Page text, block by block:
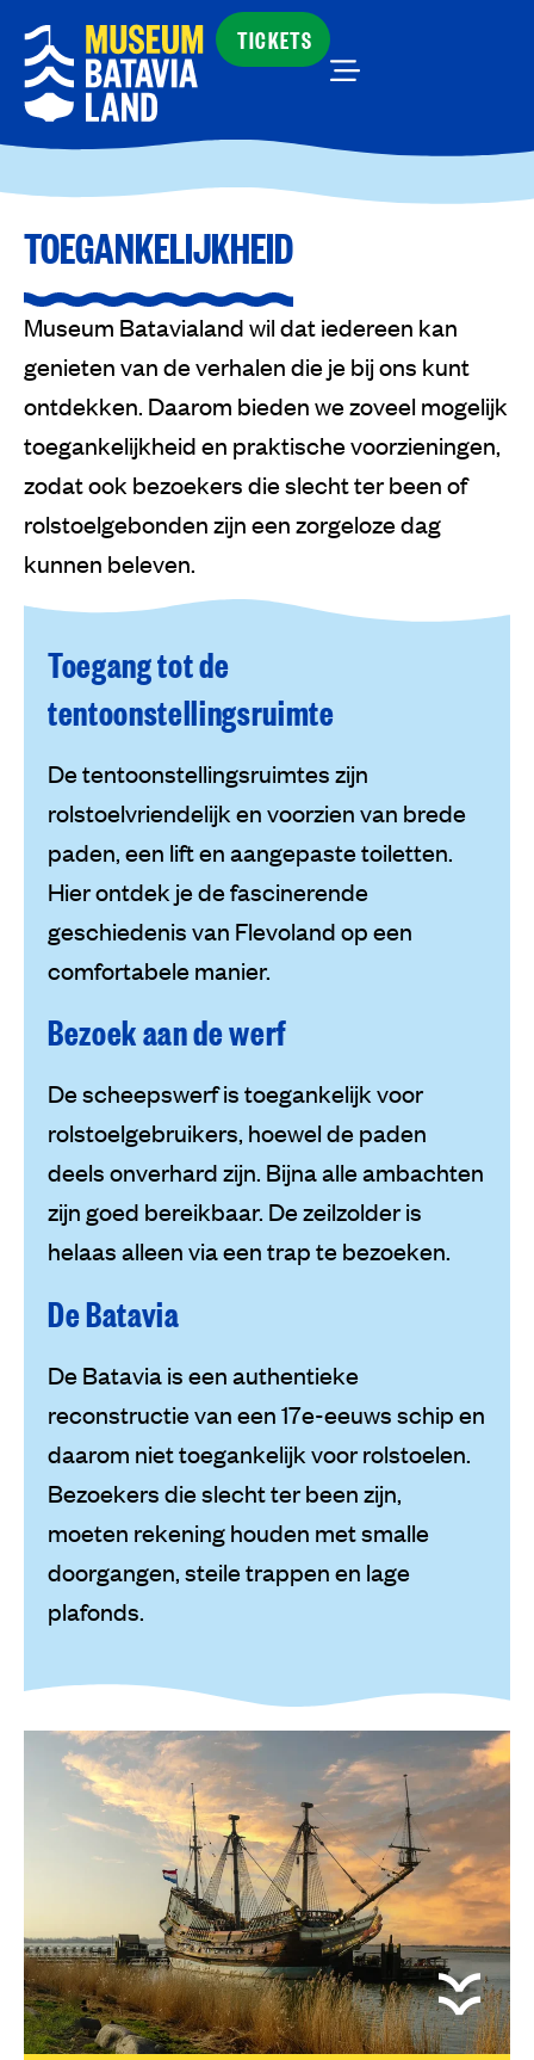
TICKETS
TOEGANKELIJKHEID
Museum Batavialand wil dat iedereen kan
genieten van de verhalen die je bij ons kunt
ontdekken. Daarom bieden we zoveel mogelijk
toegankelijkheid en praktische voorzieningen,
zodat ook bezoekers die slecht ter been of
rolstoelgebonden zijn een zorgeloze dag
kunnen beleven.
Toegang tot de
tentoonstellingsruimte
De tentoonstellingsruimtes zijn
rolstoelvriendelijk en voorzien van brede
paden, een lift en aangepaste toiletten.
Hier ontdek je de fascinerende
geschiedenis van Flevoland op een
comfortabele manier.
Bezoek aan de werf
De scheepswerf is toegankelijk voor
rolstoelgebruikers, hoewel de paden
deels onverhard zijn. Bijna alle ambachten
zijn goed bereikbaar. De zeilzolder is
helaas alleen via een trap te bezoeken.
De Batavia
De Batavia is een authentieke
reconstructie van een 17e-eeuws schip en
daarom niet toegankelijk voor rolstoelen.
Bezoekers die slecht ter been zijn,
moeten rekening houden met smalle
doorgangen, steile trappen en lage
plafonds.